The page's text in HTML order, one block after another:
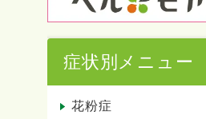
症状別メニュー
花粉症